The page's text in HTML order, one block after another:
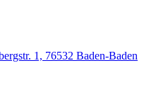
1, 76532 Baden-Baden